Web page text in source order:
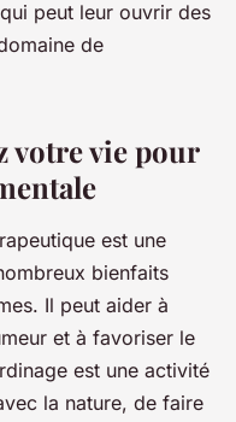
peut leur ouvrir des
de
votre vie pour
est une
bienfaits
Il peut aider à
et à favoriser le
est une activité
la nature, de faire